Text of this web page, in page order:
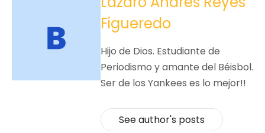
Figueredo
Hijo de Dios. Estudiante de
Periodismo y amante del Béisbol.
Ser de los Yankees es lo mejor!!
See author's posts